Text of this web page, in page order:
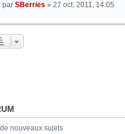
par SBerries » 27 oct. 2011, 14:05
nouveaux sujets